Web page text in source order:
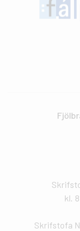
kl.
Skrifstofa